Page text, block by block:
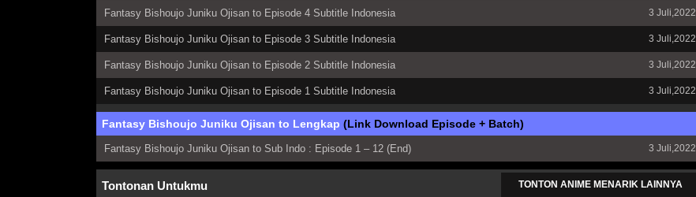
Fantasy Bishoujo Juniku Ojisan to Episode 4 Subtitle Indonesia 3 Juli,2022
Fantasy Bishoujo Juniku Ojisan to Episode 3 Subtitle Indonesia 3 Juli,2022
Fantasy Bishoujo Juniku Ojisan to Episode 2 Subtitle Indonesia 3 Juli,2022
Fantasy Bishoujo Juniku Ojisan to Episode 1 Subtitle Indonesia 3 Juli,2022
Fantasy Bishoujo Juniku Ojisan to Lengkap (Link Download Episode + Batch)
Fantasy Bishoujo Juniku Ojisan to Sub Indo : Episode 1 – 12 (End) 3 Juli,2022
Tontonan Untukmu TONTON ANIME MENARIK LAINNYA